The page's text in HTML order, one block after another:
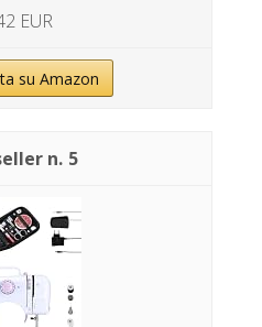
EUR
su Amazon
5